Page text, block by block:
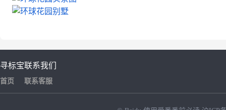
寻标宝
首页
联系我们
联系客服